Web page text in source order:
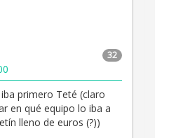
32
primero Teté (claro
en qué equipo lo iba a
lleno de euros (?))